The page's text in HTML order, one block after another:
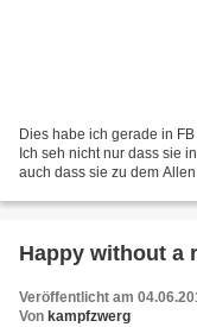
Dies habe ich gerade in
Ich seh nicht nur dass sie
auch dass sie zu dem
Happy without a
Veröffentlicht am
Von kampfzwerg